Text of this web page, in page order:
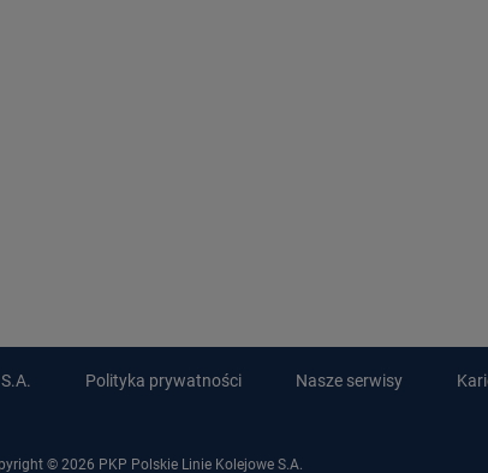
Polityka prywatności Nasze serwisy
© 2026 PKP Polskie Linie Kolejowe S.A.